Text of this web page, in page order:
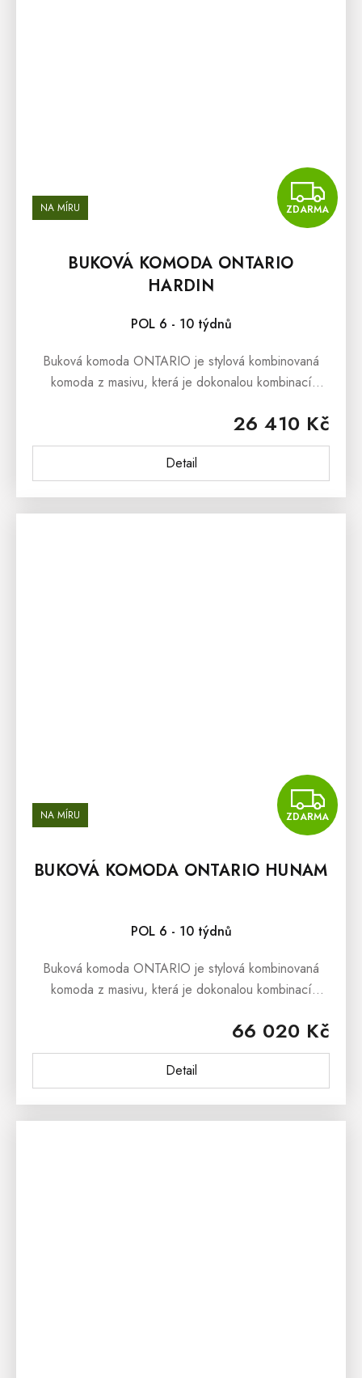
NA MÍRU ZDARMA
BUKOVÁ KOMODA ONTARIO
HARDIN
POL 6 - 10 týdnů
26 410 Kč
Detail
Buková komoda ONTARIO je stylová kombinovaná
komoda z masivu, která je dokonalou kombinací
dřeva.Buková masivní komoda ONTARIO se skvěle...
NA MÍRU ZDARMA
BUKOVÁ KOMODA ONTARIO HUNAM
POL 6 - 10 týdnů
66 020 Kč
Detail
Buková komoda ONTARIO je stylová kombinovaná
komoda z masivu, která je dokonalou kombinací
dřeva.Buková masivní komoda ONTARIO se skvěle...